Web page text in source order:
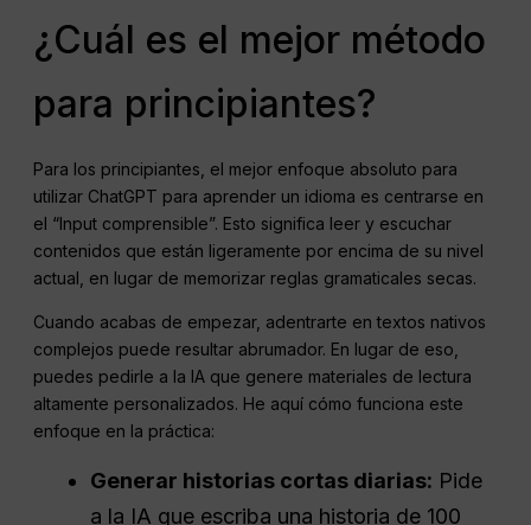
¿Cuál es el mejor método
para principiantes?
Para los principiantes, el mejor enfoque absoluto para
utilizar ChatGPT para aprender un idioma es centrarse en
el “Input comprensible”. Esto significa leer y escuchar
contenidos que están ligeramente por encima de su nivel
actual, en lugar de memorizar reglas gramaticales secas.
Cuando acabas de empezar, adentrarte en textos nativos
complejos puede resultar abrumador. En lugar de eso,
puedes pedirle a la IA que genere materiales de lectura
altamente personalizados. He aquí cómo funciona este
enfoque en la práctica:
Generar historias cortas diarias: Pide
a la IA que escriba una historia de 100